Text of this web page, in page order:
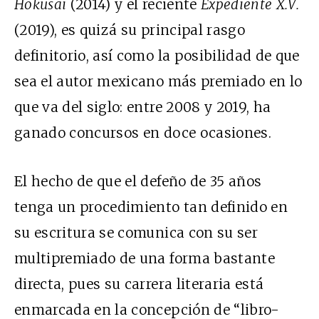
Hokusai (2014) y el reciente Expediente X.V.
(2019), es quizá su principal rasgo
definitorio, así como la posibilidad de que
sea el autor mexicano más premiado en lo
que va del siglo: entre 2008 y 2019, ha
ganado concursos en doce ocasiones.
El hecho de que el defeño de 35 años
tenga un procedimiento tan definido en
su escritura se comunica con su ser
multipremiado de una forma bastante
directa, pues su carrera literaria está
enmarcada en la concepción de “libro-